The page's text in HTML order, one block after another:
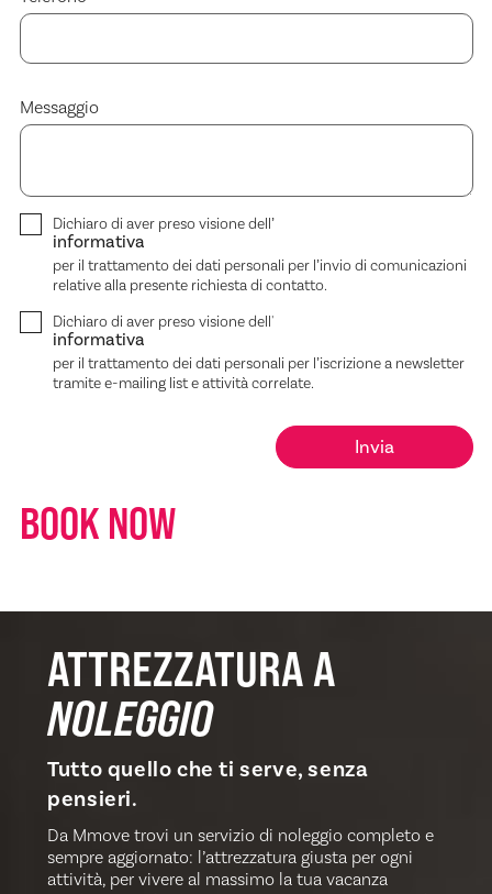
Messaggio
Dichiaro di aver preso visione dell’
informativa
per il trattamento dei dati personali per l’invio di comunicazioni
relative alla presente richiesta di contatto.
Dichiaro di aver preso visione dell'
informativa
per il trattamento dei dati personali per l’iscrizione a newsletter
tramite e-mailing list e attività correlate.
BOOK NOW
ATTREZZATURA A
NOLEGGIO
Tutto quello che ti serve, senza
pensieri.
Da Mmove trovi un servizio di noleggio completo e
sempre aggiornato: l’attrezzatura giusta per ogni
attività, per vivere al massimo la tua vacanza